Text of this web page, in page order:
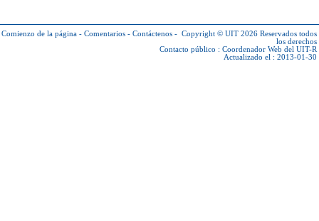
Comienzo de la página - Comentarios - Contáctenos - Copyright © UIT 2026 Reservados todos
los derechos
Contacto público : Coordenador Web del UIT-R
Actualizado el : 2013-01-30